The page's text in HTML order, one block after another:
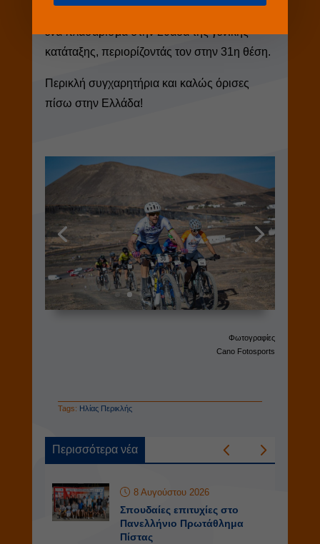
ένα πλασάρισμα στην 20άδα της γενικής
κατάταξης, περιορίζοντάς τον στην 31η θέση.
Περικλή συγχαρητήρια και καλώς όρισες
πίσω στην Ελλάδα!
Φωτογραφίες
Cano Fotosports
Tags: Ηλίας Περικλής
Περισσότερα νέα
8 Αυγούστου 2026
Σπουδαίες επιτυχίες στο
Πανελλήνιο Πρωτάθλημα
Πίστας